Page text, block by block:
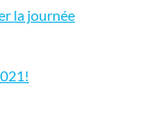
la journée